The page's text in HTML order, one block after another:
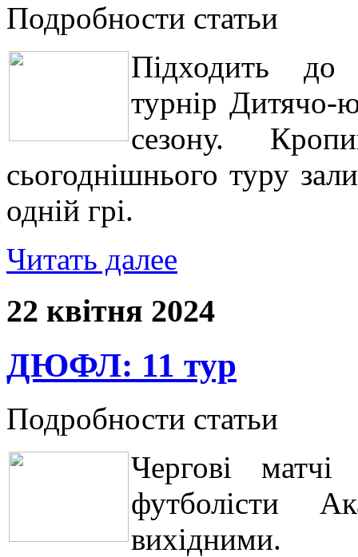
Подробности статьи
Підходить до
турнір Дитячо-
сезону.
сьогоднішнього туру
одній грі.
Читать далее
22 квітня 2024
ДЮФЛ: 11 тур
Подробности статьи
Чергові
футболісти
вихідними.